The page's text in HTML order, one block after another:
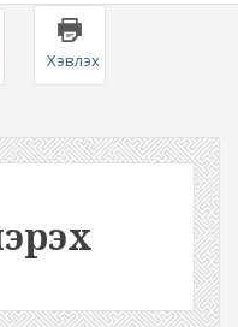
Хэвлэх